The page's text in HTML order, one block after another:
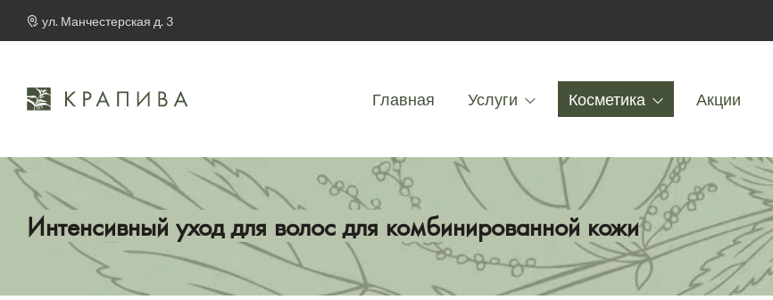
ул. Манчестерская д. 3
Главная Услуги Косметика Акции
Интенсивный уход для волос для комбинированной кожи